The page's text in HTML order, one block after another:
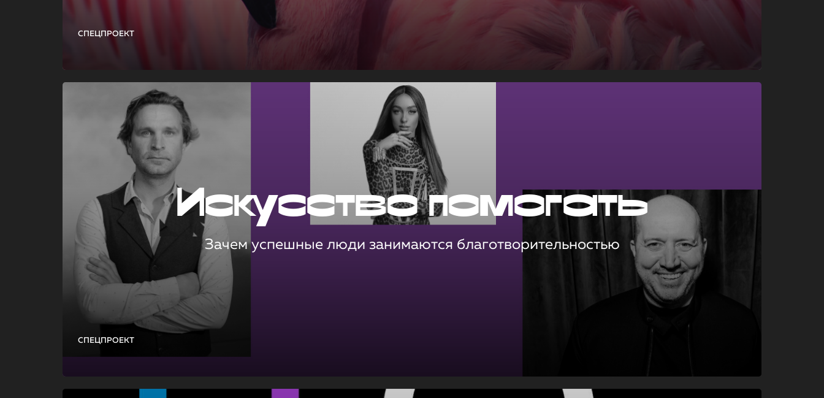
СПЕЦПРОЕКТ
СПЕЦПРОЕКТ
Искусство помогать
Зачем успешные люди занимаются благотворительностью